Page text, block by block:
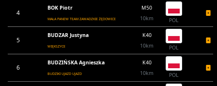
4
BOK Piotr
MAŁA PANEW TEAM ZAWADZKIE ŻĘDOWICE
M50
10km
POL
5
BUDZAR Justyna
WIĘKSZYCE
K40
10km
POL
6
BUDZIŃSKA Agnieszka
BUDZIKI UJAZD UJAZD
K40
10km
POL